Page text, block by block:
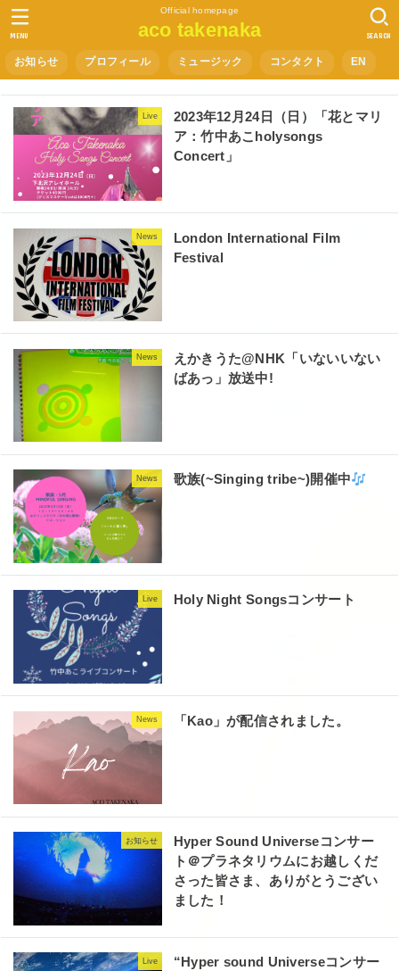
Official homepage
aco takenaka
お知らせ プロフィール ミュージック コンタクト EN
SEARCH
MENU
Live
2023年12月24日（日）「花とマリ
ア：竹中あこholysongs
Concert」
News
London International Film
Festival
News
えかきうた@NHK「いないいない
ばあっ」放送中!
News 歌族(~Singing tribe~)開催中
Live Holy Night Songsコンサート
News 「Kao」が配信されました。
お知らせ
Hyper Sound Universeコンサー
ト＠プラネタリウムにお越しくだ
さった皆さま、ありがとうござい
ました！
Live
“Hyper sound Universeコンサー